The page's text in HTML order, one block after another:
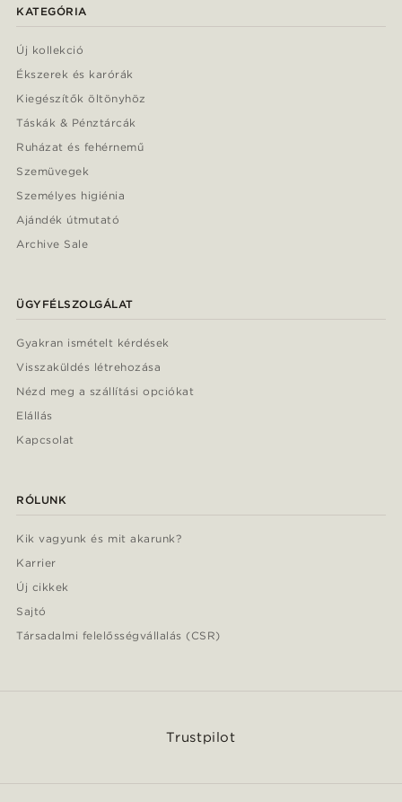
KATEGÓRIA
Új kollekció
Ékszerek és karórák
Kiegészítők öltönyhöz
Táskák & Pénztárcák
Ruházat és fehérnemű
Szemüvegek
Személyes higiénia
Ajándék útmutató
Archive Sale
ÜGYFÉLSZOLGÁLAT
Gyakran ismételt kérdések
Visszaküldés létrehozása
Nézd meg a szállítási opciókat
Elállás
Kapcsolat
RÓLUNK
Kik vagyunk és mit akarunk?
Karrier
Új cikkek
Sajtó
Társadalmi felelősségvállalás (CSR)
Trustpilot